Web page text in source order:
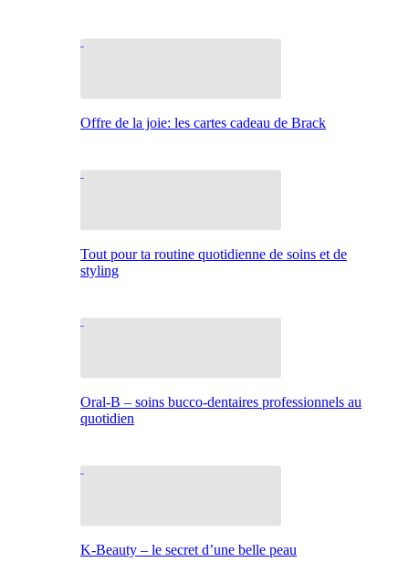
Offre de la joie: les cartes cadeau de Brack
Tout pour ta routine quotidienne de soins et de
styling
Oral-B – soins bucco-dentaires professionnels au
quotidien
K-Beauty – le secret d’une belle peau